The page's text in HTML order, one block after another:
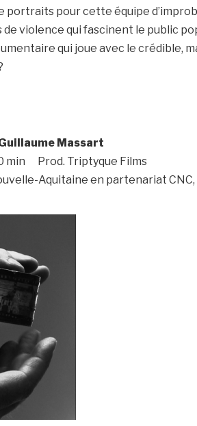
portraits pour cette équipe
de violence qui fascinent le public
qui joue avec le crédible,
Massart
Prod. Triptyque Films
Aquitaine en partenariat